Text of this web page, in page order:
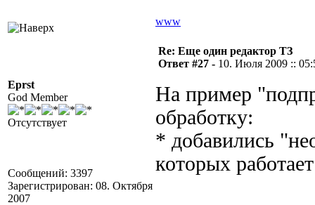
www
Eprst
God Member
Отсутствует
Сообщений: 3397
Зарегистрирован: 08. Октября
2007
Re: Еще один редактор ТЗ
Ответ #27 - 10. Июля 2009 ::
На пример
обработку:
* добавились
которых